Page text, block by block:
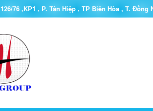
126/76 ,KP1 , P. Tân Hiệp , TP Biên Hòa , T. Đồng